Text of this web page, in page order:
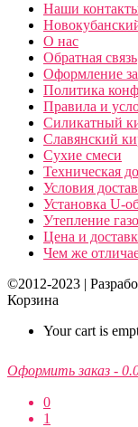
Наши
О нас
Обратная связь
Оформление
Политика
Правила и
Силикатный
Славянский
Сухие смеси
Техническая
Условия
Установка U-
Утепление
Цена и
Чем же
©2012-2023 |
Корзина
Your cart is
Оформить заказ -
0
1